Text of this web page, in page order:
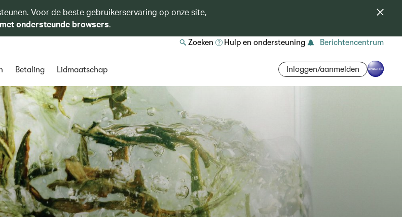
Voor de beste gebruikerservaring op onze site,
ondersteunde browsers.
Zoeken Hulp en ondersteuning Berichtencentrum
Betaling Lidmaatschap Inloggen/aanmelden